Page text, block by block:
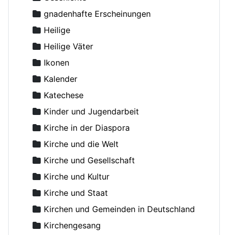
Anastasius, Metropolit
Andreas von Kreta, Heiliger
Angelina, Nonne
Anghelescu, D.
Anikin, Constantin, Priester
Anthony (Antonij), Metropolit von Sourozh
Anthony (Bloom), Metropolit
Antonij (Chrapovickij), Metropolit
Antonij, Metropolit
Antonius der Große
Antonow, Konstantin, Dr.
Aranicki, Miloje S.
Arseni (Shadanowskij), Bischof
Arseniew, Nikolaus
gnadenhafte Erscheinungen
Heilige
Heilige Väter
Ikonen
Kalender
Katechese
Kinder und Jugendarbeit
Kirche in der Diaspora
Kirche und die Welt
Kirche und Gesellschaft
Kirche und Kultur
Kirche und Staat
Kirchen und Gemeinden in Deutschland
Kirchengesang